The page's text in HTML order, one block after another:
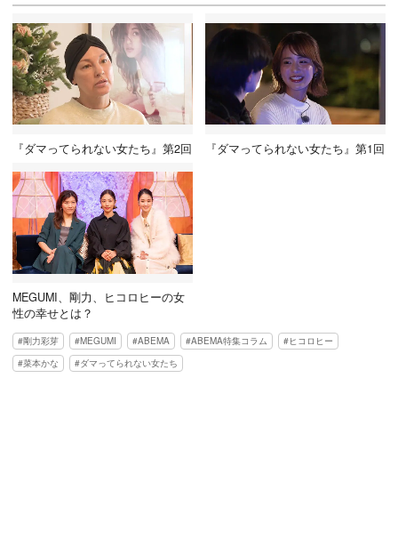
『ダマってられない女たち』第2回 『ダマってられない女たち』第1回
MEGUMI、剛力、ヒコロヒーの女
性の幸せとは？
剛力彩芽 MEGUMI ABEMA ABEMA特集コラム
ヒコロヒー
菜本かな
ダマってられない女たち